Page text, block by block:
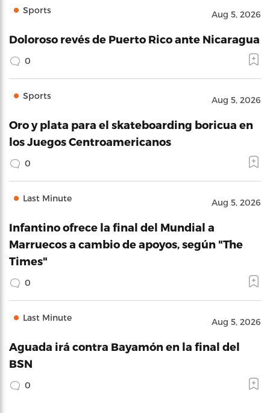
Sports Aug 5, 2026
Doloroso revés de Puerto Rico ante Nicaragua
0
Sports Aug 5, 2026
Oro y plata para el skateboarding boricua en
los Juegos Centroamericanos
0
Last Minute Aug 5, 2026
Infantino ofrece la final del Mundial a
Marruecos a cambio de apoyos, según "The
Times"
0
Last Minute Aug 5, 2026
Aguada irá contra Bayamón en la final del
BSN
0